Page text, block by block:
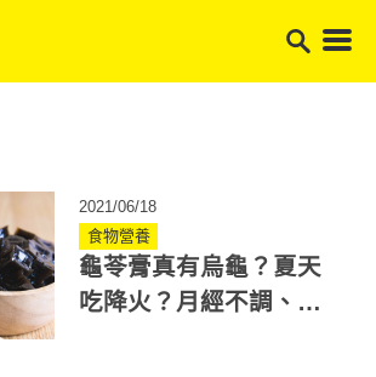
2021/06/18
食物營養
龜苓膏真有烏龜？夏天
吃降火？月經不調、香